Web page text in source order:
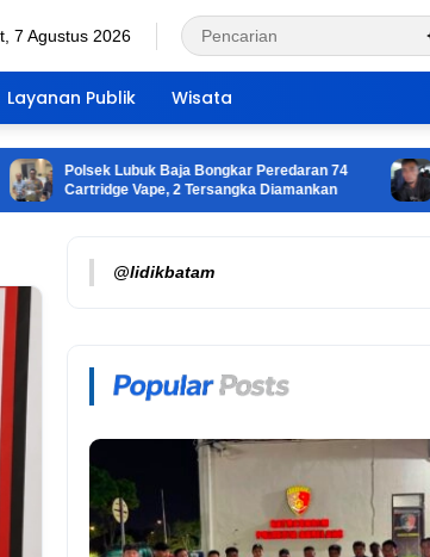
7 Agustus 2026
Layanan Publik Wisata
Polsek Lubuk Baja Bongkar Peredaran 74
Cartridge Vape, 2 Tersangka Diamankan
@lidikbatam